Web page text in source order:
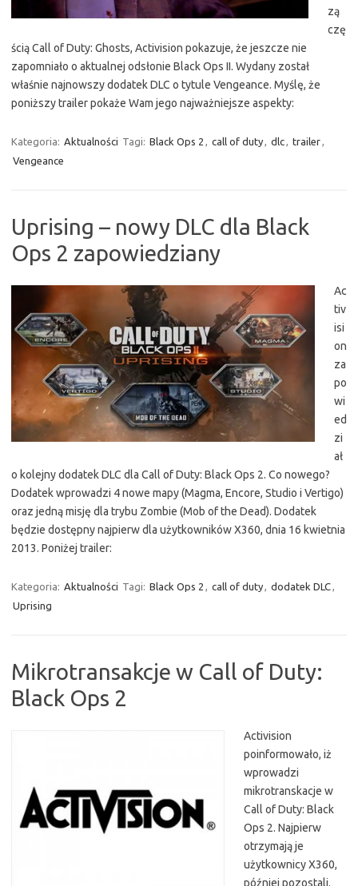
zą
czę
ścią Call of Duty: Ghosts, Activision pokazuje, że jeszcze nie
zapomniało o aktualnej odsłonie Black Ops II. Wydany został
właśnie najnowszy dodatek DLC o tytule Vengeance. Myślę, że
poniższy trailer pokaże Wam jego najważniejsze aspekty:
Kategoria: Aktualności Tagi: Black Ops 2 call of duty dlc trailer
Vengeance
Uprising – nowy DLC dla Black
Ops 2 zapowiedziany
Ac
tiv
isi
on
za
po
wi
ed
zi
ał
o kolejny dodatek DLC dla Call of Duty: Black Ops 2. Co nowego?
Dodatek wprowadzi 4 nowe mapy (Magma, Encore, Studio i Vertigo)
oraz jedną misję dla trybu Zombie (Mob of the Dead). Dodatek
będzie dostępny najpierw dla użytkowników X360, dnia 16 kwietnia
2013. Poniżej trailer:
Kategoria: Aktualności Tagi: Black Ops 2 call of duty dodatek DLC
Uprising
Mikrotransakcje w Call of Duty:
Black Ops 2
Activision
poinformowało, iż
wprowadzi
mikrotranskacje w
Call of Duty: Black
Ops 2. Najpierw
otrzymają je
użytkownicy X360,
później pozostali.